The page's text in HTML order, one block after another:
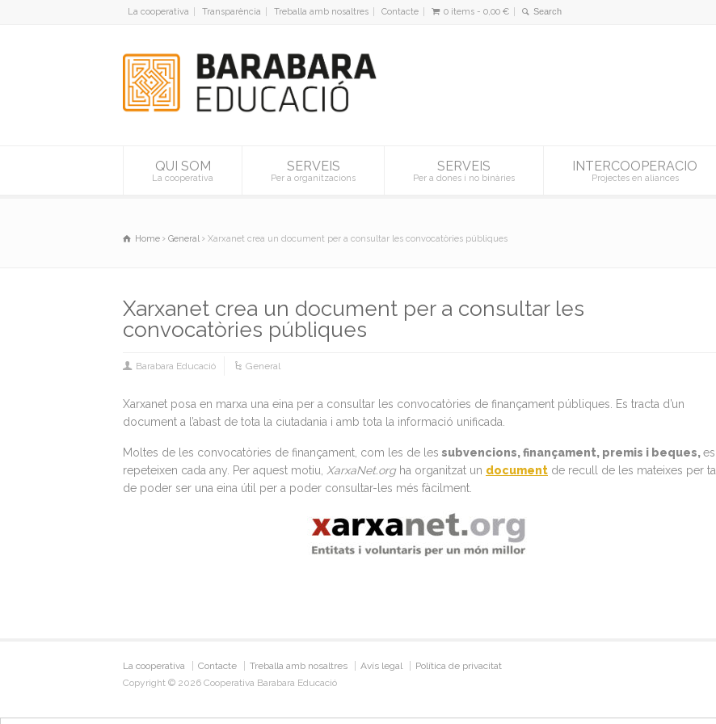
La cooperativa Transparència Treballa amb nosaltres Contacte 0 items - 0,00 €
QUI SOM
La cooperativa
SERVEIS
Per a organitzacions
SERVEIS
Per a dones i no binàries
INTERCOOPERACIO
Projectes en aliances
Home General Xarxanet crea un document per a consultar les convocatòries públiques
Xarxanet crea un document per a consultar les
convocatòries públiques
Barabara Educació General
Xarxanet posa en marxa una eina per a consultar les convocatòries de finançament públiques. Es tracta d’un
document a l’abast de tota la ciutadania i amb tota la informació unificada.
Moltes de les convocatòries de finançament, com les de les subvencions, finançament, premis i beques,es
repeteixen cada any. Per aquest motiu, XarxaNet.orgha organitzat un document de recull de les mateixes per tal
de poder ser una eina útil per a poder consultar-les més fàcilment.
La cooperativa Contacte Treballa amb nosaltres Avís legal
Política de privacitat
Copyright © 2026 Cooperativa Barabara Educació